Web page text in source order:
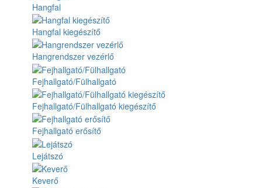
Hangfal
Hangfal kiegészítő
Hangrendszer vezérlő
Fejhallgató/Fülhallgató
Fejhallgató/Fülhallgató kiegészítő
Fejhallgató erősítő
Lejátszó
Keverő